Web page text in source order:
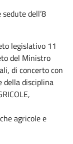
dell’8
legislativo 11
del Ministro
di concerto con
disciplina
agricole e